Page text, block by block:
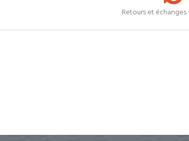
Retours et échanges